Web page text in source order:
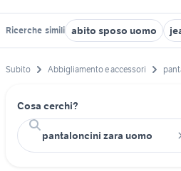
Ricerche simili abito sposo uomo
Subito Abbigliamento e accessori
Cosa cerchi?